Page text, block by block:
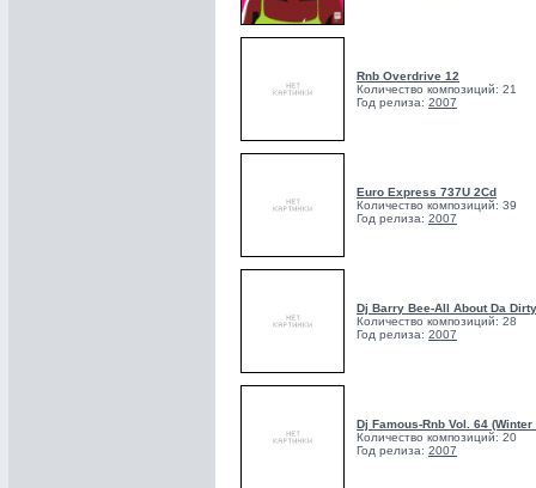
Rnb Overdrive 12
Количество композиций: 21
Год релиза: 2007
Euro Express 737U 2Cd
Количество композиций: 39
Год релиза: 2007
Dj Barry Bee-All About Da
Количество композиций: 28
Год релиза: 2007
Dj Famous-Rnb Vol. 64
Количество композиций: 20
Год релиза: 2007